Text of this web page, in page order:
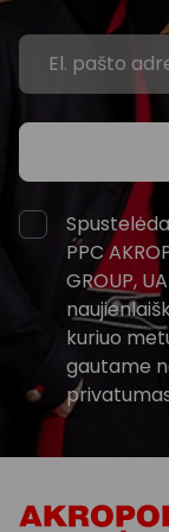
PPC
GROUP,
kuriuo
gautame